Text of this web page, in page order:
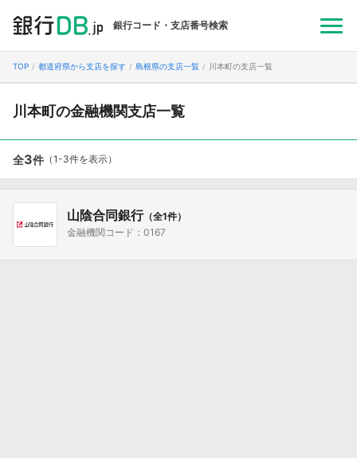
銀行コード・支店番号検索
TOP 都道府県から支店を探す 島根県の支店一覧 川本町の支店一覧
川本町の金融機関支店一覧
全3件 （1-3件を表示）
山陰合同銀行（全1件）
金融機関コード：0167